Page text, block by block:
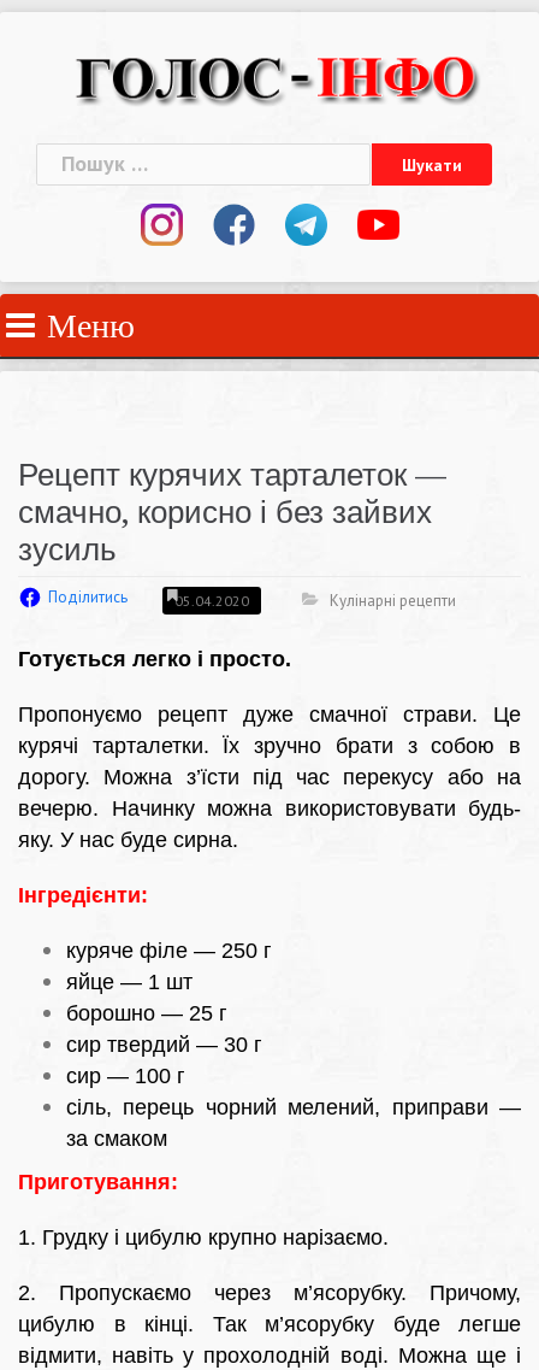
Пошук:
Меню
Рецепт курячих тарталеток —
смачно, корисно і без зайвих
зусиль
Поділитись 05.04.2020 Кулінарні рецепти
Готується легко і просто.
Пропонуємо рецепт дуже смачної страви. Це
курячі тарталетки. Їх зручно брати з собою в
дорогу. Можна з’їсти під час перекусу або на
вечерю. Начинку можна використовувати будь-
яку. У нас буде сирна.
Інгредієнти:
куряче філе — 250 г
яйце — 1 шт
борошно — 25 г
сир твердий — 30 г
сир — 100 г
сіль, перець чорний мелений, приправи —
за смаком
Приготування:
1. Грудку і цибулю крупно нарізаємо.
2. Пропускаємо через м’ясорубку. Причому,
цибулю в кінці. Так м’ясорубку буде легше
відмити, навіть у прохолодній воді. Можна ще і